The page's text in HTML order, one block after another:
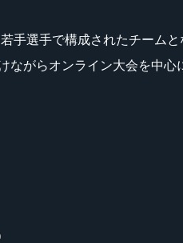
手選手で構成されたチームと
ながらオンライン大会を中